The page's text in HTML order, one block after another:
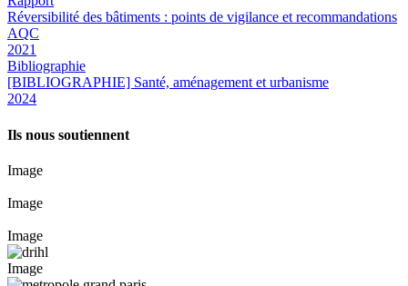
Réversibilité des bâtiments : points de vigilance et recommandations
AQC
2021
Bibliographie
[BIBLIOGRAPHIE] Santé, aménagement et urbanisme
2024
Ils nous soutiennent
Image
Image
Image
Image